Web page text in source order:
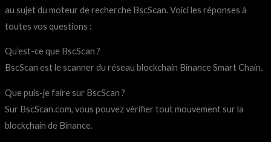
au sujet du moteur de recherche BscScan. Voici les réponses à
toutes vos questions :
Qu’est-ce que BscScan ?
BscScan est le scanner du réseau blockchain Binance Smart Chain.
Que puis-je faire sur BscScan ?
Sur BscScan.com, vous pouvez vérifier tout mouvement sur la
blockchain de Binance.